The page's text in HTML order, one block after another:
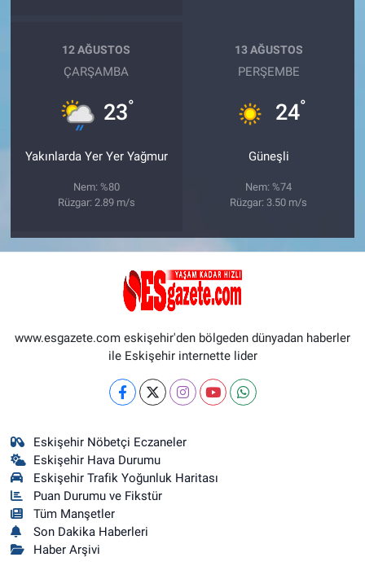
12 AĞUSTOS
ÇARŞAMBA
23°
Yakınlarda Yer Yer Yağmur
Nem: %80
Rüzgar: 2.89 m/s
13 AĞUSTOS
PERŞEMBE
24°
Güneşli
Nem: %74
Rüzgar: 3.50 m/s
www.esgazete.com eskişehir'den bölgeden dünyadan haberler
ile Eskişehir internette lider
Eskişehir Nöbetçi Eczaneler
Eskişehir Hava Durumu
Eskişehir Trafik Yoğunluk Haritası
Puan Durumu ve Fikstür
Tüm Manşetler
Son Dakika Haberleri
Haber Arşivi